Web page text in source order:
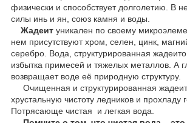
физически и способствует долголетию. В
силы инь и ян, союз камня и воды.
Жадеит уникален по своему
нем присутствуют хром, селен, цинк,
серебро. Вода, структурированная
избытка примесей и тяжелых металлов. А
возвращает воде её природную структуру.
Очищенная и структурированная
хрустальную чистоту ледников и прохладу
Потрясающе чистая и легкая вода.